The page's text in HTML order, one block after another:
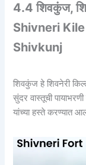
4.4 शिवकुंज,
Shivneri
Shivkunj
शिवकुंज हे शिवनेरी
सुंदर वास्तूची
यांच्या हस्ते करण्यात